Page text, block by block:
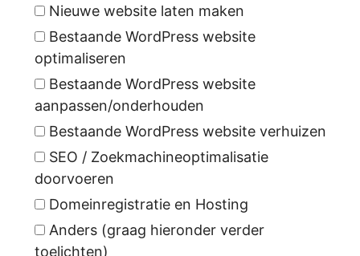
Nieuwe website laten maken
Bestaande WordPress website
optimaliseren
Bestaande WordPress website
aanpassen/onderhouden
Bestaande WordPress website verhuizen
SEO / Zoekmachineoptimalisatie
doorvoeren
Domeinregistratie en Hosting
Anders (graag hieronder verder
toelichten)